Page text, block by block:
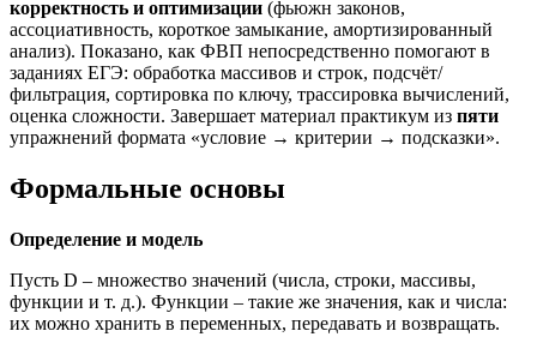
корректность и оптимизации (фьюжн законов,
ассоциативность, короткое замыкание, амортизированный
анализ). Показано, как ФВП непосредственно помогают в
заданиях ЕГЭ: обработка массивов и строк, подсчёт/
фильтрация, сортировка по ключу, трассировка вычислений,
оценка сложности. Завершает материал практикум из пяти
упражнений формата «условие → критерии → подсказки».
Формальные основы
Определение и модель
Пусть D – множество значений (числа, строки, массивы,
функции и т. д.). Функции – такие же значения, как и числа:
их можно хранить в переменных, передавать и возвращать.